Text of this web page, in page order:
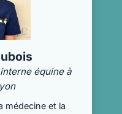
équine à
médecine et la